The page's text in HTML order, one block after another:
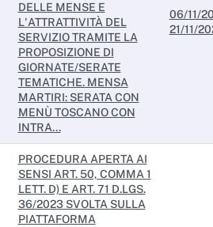
DELLE MENSE E
L'ATTRATTIVITÀ DEL
SERVIZIO TRAMITE LA
PROPOSIZIONE DI
GIORNATE/SERATE
TEMATICHE. MENSA
MARTIRI: SERATA CON
MENÙ TOSCANO CON
INTRA...
06/11/
21/11/
PROCEDURA APERTA AI
SENSI ART. 50, COMMA 1
LETT. D) E ART. 71 D.LGS.
36/2023 SVOLTA SULLA
PIATTAFORMA